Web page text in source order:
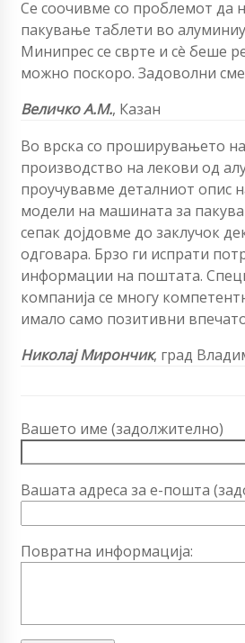
Се соочивме со проблемот да
пакување таблети во
Минипрес се сврте и сè беше
можно поскоро. Задоволни
Величко А.М., Казан
Во врска со проширувањето
производство на лекови од
проучувавме деталниот опис
модели на машината за
сепак дојдовме до заклучок
одговара. Брзо ги испрати
информации на поштата.
компанија се многу
имало само позитивни
Николај Мирончик, град
Вашето име (задолжително)
Вашата адреса за е-пошта
Повратна информација: